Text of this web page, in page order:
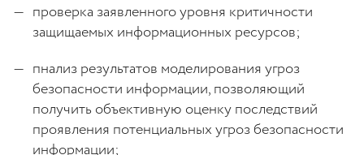
проверка заявленного уровня критичности
защищаемых информационных ресурсов;
пнализ результатов моделирования угроз
безопасности информации, позволяющий
получить объективную оценку последствий
проявления потенциальных угроз безопасности
информации;